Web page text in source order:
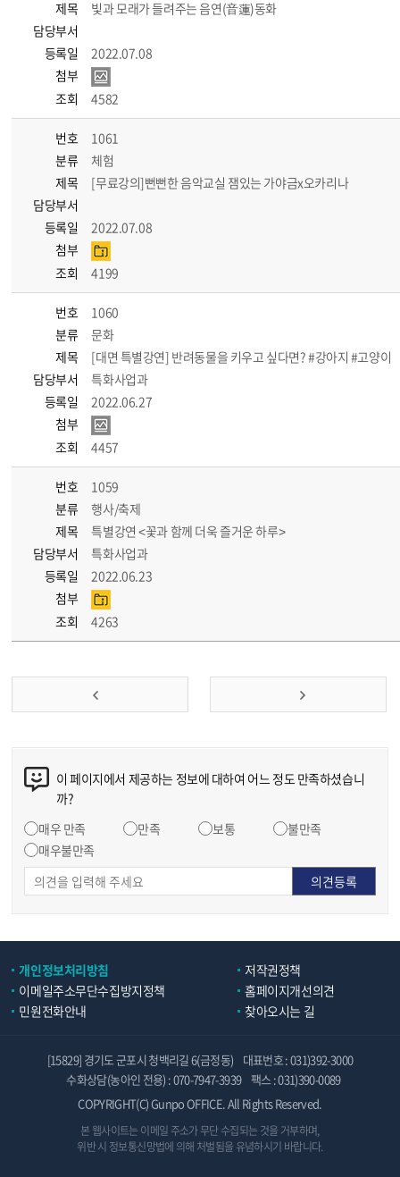
제목
빛과 모래가 들려주는 음연(音蓮)동화
담당부서
등록일
2022.07.08
첨부
조회
4582
번호
1061
분류
체험
제목
[무료강의]뻔뻔한 음악교실 잼있는 가야금x오카리나
담당부서
등록일
2022.07.08
첨부
조회
4199
번호
1060
분류
문화
제목
[대면 특별강연] 반려동물을 키우고 싶다면? #강아지 #고양이
담당부서
특화사업과
등록일
2022.06.27
첨부
조회
4457
번호
1059
분류
행사/축제
제목
특별강연 <꽃과 함께 더욱 즐거운 하루>
담당부서
특화사업과
등록일
2022.06.23
첨부
조회
4263
이 페이지에서 제공하는 정보에 대하여 어느 정도 만족하셨습니
까?
매우 만족
만족 보통
불만족
매우불만족
개인정보처리방침
저작권정책
이메일주소무단수집방지정책
홈페이지개선의견
민원전화안내
찾아오시는 길
[15829] 경기도 군포시 청백리길 6(금정동)
대표번호 : 031)392-3000
수화상담(농아인 전용) : 070-7947-3939 팩스 : 031)390-0089
COPYRIGHT(C) Gunpo OFFICE. All Rights Reserved.
본 웹사이트는 이메일 주소가 무단 수집되는 것을 거부하며,
위반 시 정보통신망법에 의해 처벌됨을 유념하시기 바랍니다.